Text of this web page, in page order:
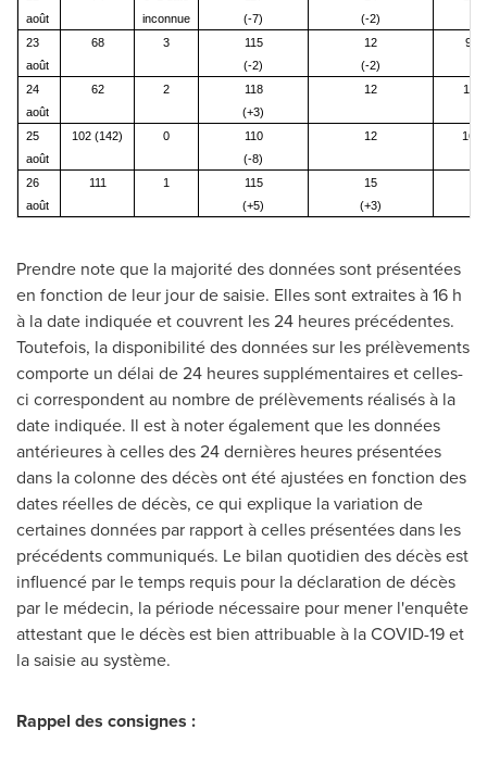
août
inconnue
(-7)
(-2)
23
août
68 3
115
(-2)
12
(-2)
9
24
août
62 2
118
(+3)
12 11
25
août
102 (142) 0
110
(-8)
12 16
26
août
111 1
115
(+5)
15
(+3)
Prendre note que la majorité des données sont présentées
en fonction de leur jour de saisie. Elles sont extraites à 16 h
à la date indiquée et couvrent les 24 heures précédentes.
Toutefois, la disponibilité des données sur les prélèvements
comporte un délai de 24 heures supplémentaires et celles-
ci correspondent au nombre de prélèvements réalisés à la
date indiquée. Il est à noter également que les données
antérieures à celles des 24 dernières heures présentées
dans la colonne des décès ont été ajustées en fonction des
dates réelles de décès, ce qui explique la variation de
certaines données par rapport à celles présentées dans les
précédents communiqués. Le bilan quotidien des décès est
influencé par le temps requis pour la déclaration de décès
par le médecin, la période nécessaire pour mener l'enquête
attestant que le décès est bien attribuable à la COVID-19 et
la saisie au système.
Rappel des consignes :